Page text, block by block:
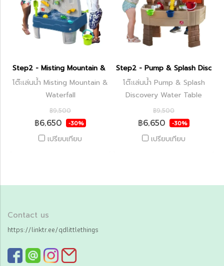
Step2 - Misting Mountain & Waterfall
โต๊ะเล่นน้ำ Misting Mountain &
Waterfall
฿9,500
฿6,650 -30%
เปรียบเทียบ
Step2 - Pump & Splash
โต๊ะเล่นน้ำ Pump & Splash
Discovery Water Table
฿9,500
฿6,650 -30%
เปรียบเทียบ
Contact us
https://linktr.ee/qdlittlethings